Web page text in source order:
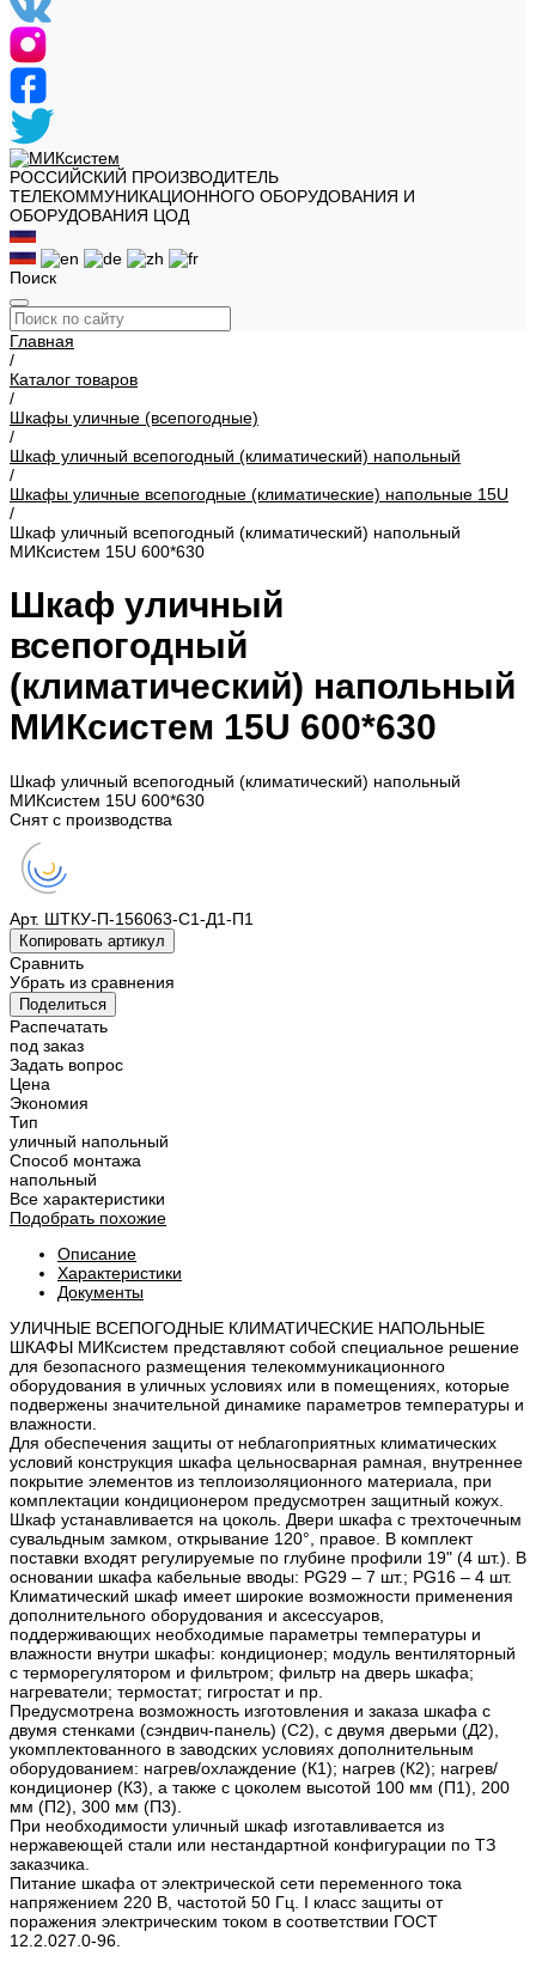
РОССИЙСКИЙ ПРОИЗВОДИТЕЛЬ
ТЕЛЕКОММУНИКАЦИОННОГО ОБОРУДОВАНИЯ И
ОБОРУДОВАНИЯ ЦОД
Поиск
Главная
/
Каталог товаров
/
Шкафы уличные (всепогодные)
/
Шкаф уличный всепогодный (климатический) напольный
/
Шкафы уличные всепогодные (климатические) напольные 15U
/
Шкаф уличный всепогодный (климатический) напольный
МИКсистем 15U 600*630
Шкаф уличный
всепогодный
(климатический) напольный
МИКсистем 15U 600*630
Шкаф уличный всепогодный (климатический) напольный
МИКсистем 15U 600*630
Снят с производства
Арт. ШТКУ-П-156063-С1-Д1-П1
Копировать артикул
Сравнить
Убрать из сравнения
Поделиться
Распечатать
под заказ
Задать вопрос
Цена
Экономия
Тип
уличный напольный
Способ монтажа
напольный
Все характеристики
Подобрать похожие
Описание
Характеристики
Документы
УЛИЧНЫЕ ВСЕПОГОДНЫЕ КЛИМАТИЧЕСКИЕ НАПОЛЬНЫЕ
ШКАФЫ МИКсистем представляют собой специальное решение
для безопасного размещения телекоммуникационного
оборудования в уличных условиях или в помещениях, которые
подвержены значительной динамике параметров температуры и
влажности.
Для обеспечения защиты от неблагоприятных климатических
условий конструкция шкафа цельносварная рамная, внутреннее
покрытие элементов из теплоизоляционного материала, при
комплектации кондиционером предусмотрен защитный кожух.
Шкаф устанавливается на цоколь. Двери шкафа с трехточечным
сувальдным замком, открывание 120°, правое. В комплект
поставки входят регулируемые по глубине профили 19" (4 шт.). В
основании шкафа кабельные вводы: PG29 – 7 шт.; PG16 – 4 шт.
Климатический шкаф имеет широкие возможности применения
дополнительного оборудования и аксессуаров,
поддерживающих необходимые параметры температуры и
влажности внутри шкафы: кондиционер; модуль вентиляторный
с терморегулятором и фильтром; фильтр на дверь шкафа;
нагреватели; термостат; гигростат и пр.
Предусмотрена возможность изготовления и заказа шкафа с
двумя стенками (сэндвич-панель) (С2), с двумя дверьми (Д2),
укомплектованного в заводских условиях дополнительным
оборудованием: нагрев/охлаждение (К1); нагрев (К2); нагрев/
кондиционер (К3), а также с цоколем высотой 100 мм (П1), 200
мм (П2), 300 мм (П3).
При необходимости уличный шкаф изготавливается из
нержавеющей стали или нестандартной конфигурации по ТЗ
заказчика.
Питание шкафа от электрической сети переменного тока
напряжением 220 В, частотой 50 Гц. I класс защиты от
поражения электрическим током в соответствии ГОСТ
12.2.027.0-96.